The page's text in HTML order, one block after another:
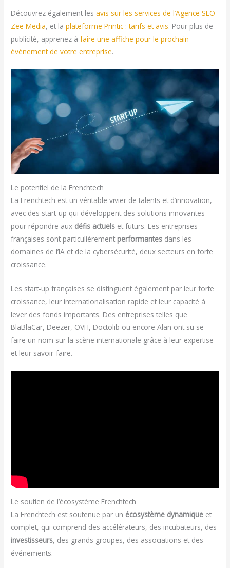
Découvrez également lesavis sur les services de l’Agence SEO
Zee Media, et laplateforme Printic : tarifs et avis. Pour plus de
publicité, apprenez àfaire une affiche pour le prochain
événement de votre entreprise.
Le potentiel de la Frenchtech
La Frenchtech est un véritable vivier de talents et d’innovation,
avec des start-up qui développent des solutions innovantes
pour répondre aux défis actuels et futurs. Les entreprises
françaises sont particulièrement performantes dans les
domaines de l’IA et de la cybersécurité, deux secteurs en forte
croissance.
Les start-up françaises se distinguent également par leur forte
croissance, leur internationalisation rapide et leur capacité à
lever des fonds importants. Des entreprises telles que
BlaBlaCar, Deezer, OVH, Doctolib ou encore Alan ont su se
faire un nom sur la scène internationale grâce à leur expertise
et leur savoir-faire.
Le soutien de l’écosystème Frenchtech
La Frenchtech est soutenue par un écosystème dynamique et
complet, qui comprend des accélérateurs, des incubateurs, des
investisseurs, des grands groupes, des associations et des
événements.